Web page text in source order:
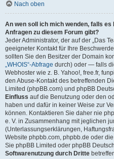
Nach oben
An wen soll ich mich wenden, falls
Anfragen zu diesem Forum gibt?
Jeder Administrator, der auf der „Das
geeigneter Kontakt für Ihre
sollten Sie den Besitzer der Domain
„WHOIS“-Abfrage durch) oder — falls
Webhoster wie z. B. Yahoo!, free.fr,
den Abuse-Kontakt des betreffenden
Limited (phpBB.com) und phpBB
Einfluss auf die Benutzung oder den
haben und dafür in keiner Weise zur
können. Kontaktieren Sie daher nie
e. V. in Zusammenhang mit jeglichen
(Unterlassungserklärungen,
Website phpbb.com, phpbb.de oder
Sie phpBB Limited oder phpBB
Softwarenutzung durch Dritte